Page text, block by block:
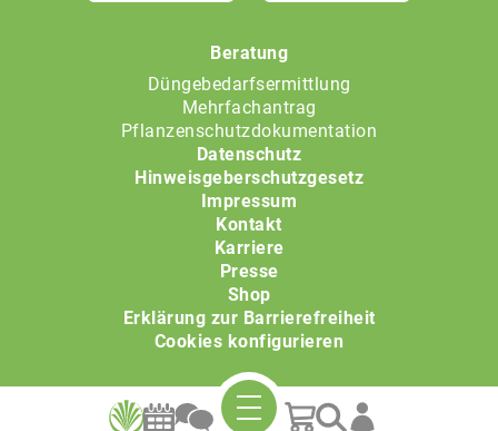
Beratung
Düngebedarfsermittlung
Mehrfachantrag
Pflanzenschutzdokumentation
Datenschutz
Hinweisgeberschutzgesetz
Impressum
Kontakt
Karriere
Presse
Shop
Erklärung zur Barrierefreiheit
Cookies konfigurieren